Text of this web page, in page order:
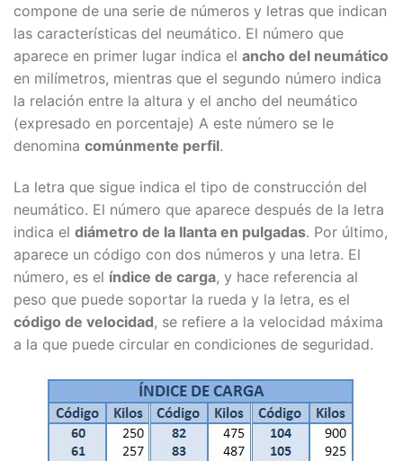
compone de una serie de números y letras que indican
las características del neumático. El número que
aparece en primer lugar indica el ancho del neumático
en milímetros, mientras que el segundo número indica
la relación entre la altura y el ancho del neumático
(expresado en porcentaje) A este número se le
denomina comúnmente perfil.
La letra que sigue indica el tipo de construcción del
neumático. El número que aparece después de la letra
indica el diámetro de la llanta en pulgadas. Por último,
aparece un código con dos números y una letra. El
número, es el índice de carga, y hace referencia al
peso que puede soportar la rueda y la letra, es el
código de velocidad, se refiere a la velocidad máxima
a la que puede circular en condiciones de seguridad.